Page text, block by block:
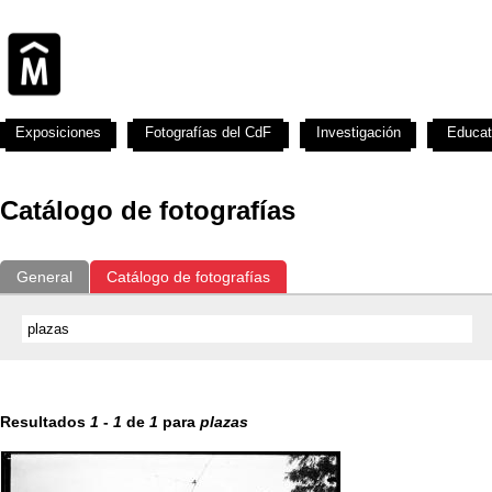
Catálogo de fotografías
General Catálogo de fotografías
Resultados 1 - 1 de 1 para plazas
Exposiciones Fotografías del CdF Investigación